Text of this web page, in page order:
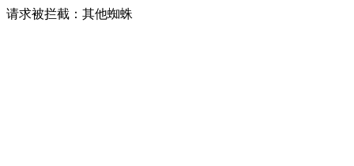
请求被拦截：其他蜘蛛